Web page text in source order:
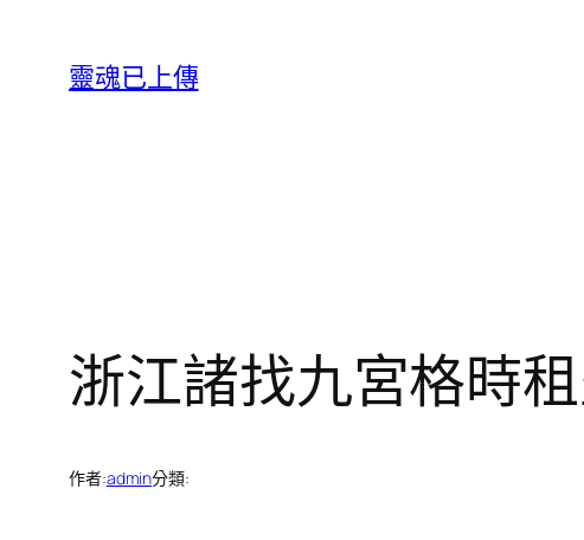
靈魂已上傳
浙江諸找九宮格時
作者:admin分類: